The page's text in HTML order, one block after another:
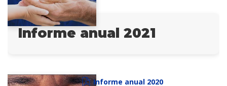
Informe anual 2021
Informe anual 2020